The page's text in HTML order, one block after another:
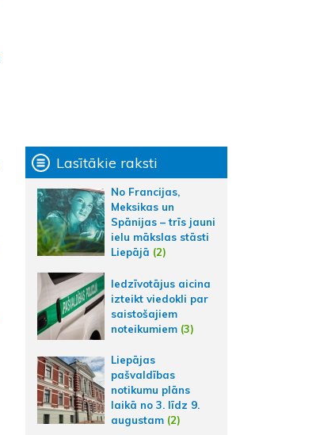
Lasītākie raksti
No Francijas,
Meksikas un
Spānijas – trīs jauni
ielu mākslas stāsti
Liepājā (2)
Iedzīvotājus aicina
izteikt viedokli par
saistošajiem
noteikumiem (3)
Liepājas
pašvaldības
notikumu plāns
laikā no 3. līdz 9.
augustam (2)